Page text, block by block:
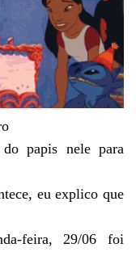
papis nele para
eu explico que
feira, 29/06 foi